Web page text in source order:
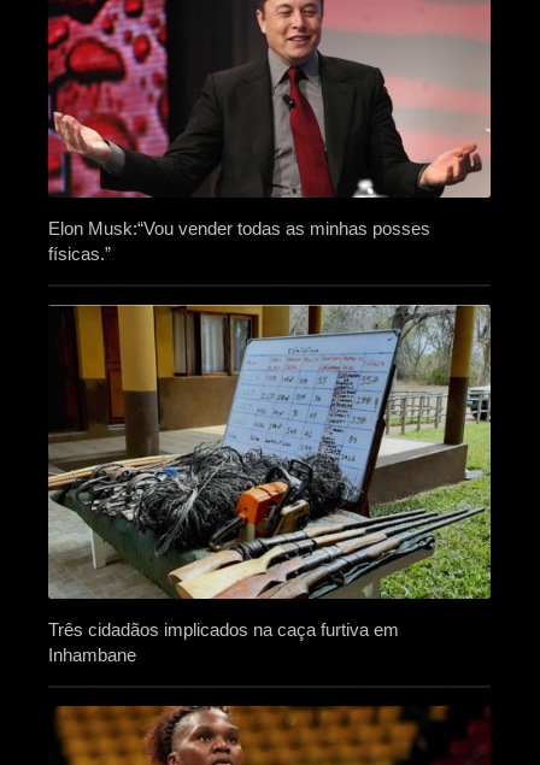
Elon Musk:“Vou vender todas as minhas posses
físicas.”
Três cidadãos implicados na caça furtiva em
Inhambane